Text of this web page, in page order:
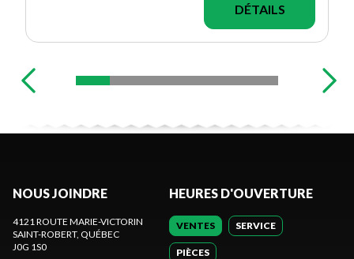
DÉTAILS
NOUS JOINDRE
4121 ROUTE MARIE-VICTORIN
SAINT-ROBERT, QUÉBEC
J0G 1S0
HEURES D'OUVERTURE
VENTES SERVICE
PIÈCES